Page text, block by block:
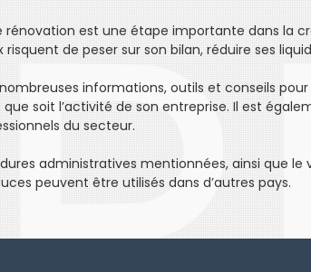
est une étape importante dans la
de peser sur son bilan, réduire ses
informations, outils et conseils
soit l’activité de son entreprise. Il est
du secteur.
administratives mentionnées, ainsi que le
peuvent être utilisés dans d’autres pays.